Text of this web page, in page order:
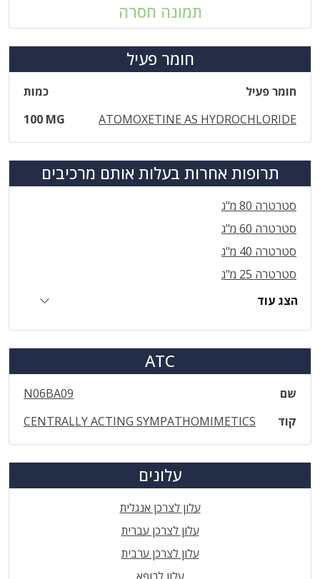
תמונה חסרה
חומר פעיל
חומר פעיל
כמות
ATOMOXETINE AS HYDROCHLORIDE
100 MG
תרופות אחרות בעלות אותם מרכיבים
סטרטרה 80 מ"ג
סטרטרה 60 מ"ג
סטרטרה 40 מ"ג
סטרטרה 25 מ"ג
הצג עוד
ATC
שם
N06BA09
קוד
CENTRALLY ACTING SYMPATHOMIMETICS
עלונים
עלון לצרכן אנגלית
עלון לצרכן עברית
עלון לצרכן ערבית